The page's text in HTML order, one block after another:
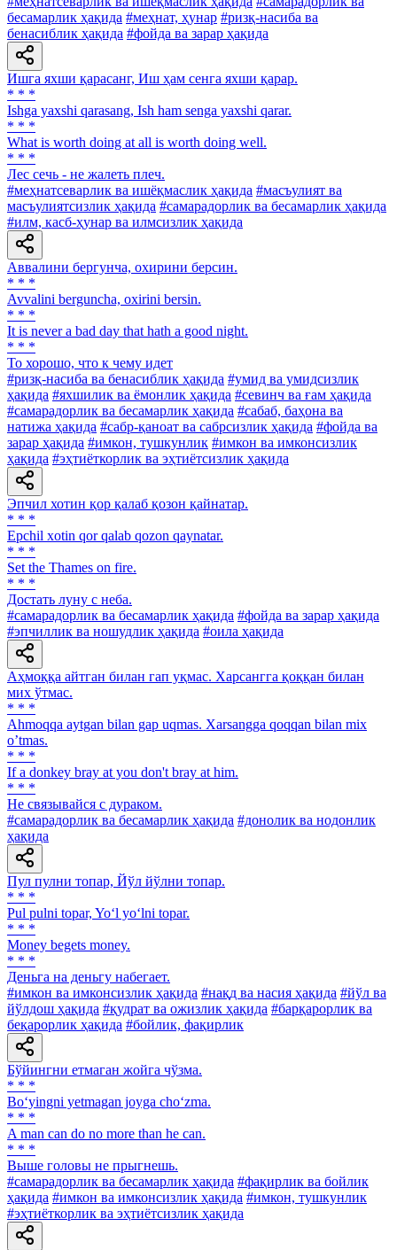
бесамарлик ҳақида #меҳнат, ҳунар #ризқ-насиба ва
бенасиблик ҳақида #фойда ва зарар ҳақида
Ишга яхши қарасанг, Иш ҳам сенга яхши қарар.
* * *
Ishga yaxshi qarasang, Ish ham senga yaxshi qarar.
* * *
What is worth doing at all is worth doing well.
* * *
Лес сечь - не жалеть плеч.
#меҳнатсеварлик ва ишёқмаслик ҳақида #масъулият ва
масъулиятсизлик ҳақида #самарадорлик ва бесамарлик ҳақида
#илм, касб-ҳунар ва илмсизлик ҳақида
Аввалини бергунча, охирини берсин.
* * *
Avvalini berguncha, oxirini bersin.
* * *
It is never a bad day that hath a good night.
* * *
To хорошо, что к чему идет
#ризқ-насиба ва бенасиблик ҳақида #умид ва умидсизлик
ҳақида #яхшилик ва ёмонлик ҳақида #севинч ва ғам ҳақида
#самарадорлик ва бесамарлик ҳақида #сабаб, баҳона ва
натижа ҳақида #сабр-қаноат ва сабрсизлик ҳақида #фойда ва
зарар ҳақида #имкон, тушкунлик #имкон ва имконсизлик
ҳақида #эҳтиёткорлик ва эҳтиётсизлик ҳақида
Эпчил хотин қор қалаб қозон қайнатар.
* * *
Epchil xotin qor qalab qozon qaynatar.
* * *
Set the Thames on fire.
* * *
Достать луну с неба.
#самарадорлик ва бесамарлик ҳақида #фойда ва зарар ҳақида
#эпчиллик ва ношудлик ҳақида #оила ҳақида
Аҳмоққа айтган билан гап уқмас. Харсангга қоққан билан
мих ўтмас.
* * *
Аhmoqqa aytgan bilan gap uqmas. Xarsangga qoqqan bilan mix
oʼtmas.
* * *
If a donkey bray at you don't bray at him.
* * *
He связывайся с дураком.
#самарадорлик ва бесамарлик ҳақида #донолик ва нодонлик
ҳақида
Пул пулни топар, Йўл йўлни топар.
* * *
Pul pulni topar, Yo‘l yo‘lni topar.
* * *
Money begets money.
* * *
Деньга на деньгу набегает.
#имкон ва имконсизлик ҳақида #нақд ва насия ҳақида #йўл ва
йўлдош ҳақида #қудрат ва ожизлик ҳақида #барқарорлик ва
беқарорлик ҳақида #бойлик, фақирлик
Бўйингни етмаган жойга чўзма.
* * *
Bo‘yingni yetmagan joyga cho‘zma.
* * *
A man can do no more than he can.
* * *
Выше головы не прыгнешь.
#самарадорлик ва бесамарлик ҳақида #фақирлик ва бойлик
ҳақида #имкон ва имконсизлик ҳақида #имкон, тушкунлик
#эҳтиёткорлик ва эҳтиётсизлик ҳақида